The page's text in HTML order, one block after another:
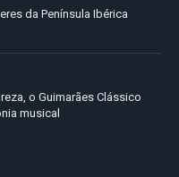
da Península Ibérica
o Guimarães Clássico
musical